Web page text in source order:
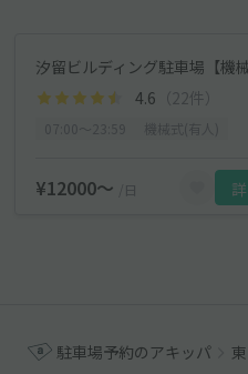
4.6 （22件）
¥12000〜 /日
駐車場予約のアキッパ